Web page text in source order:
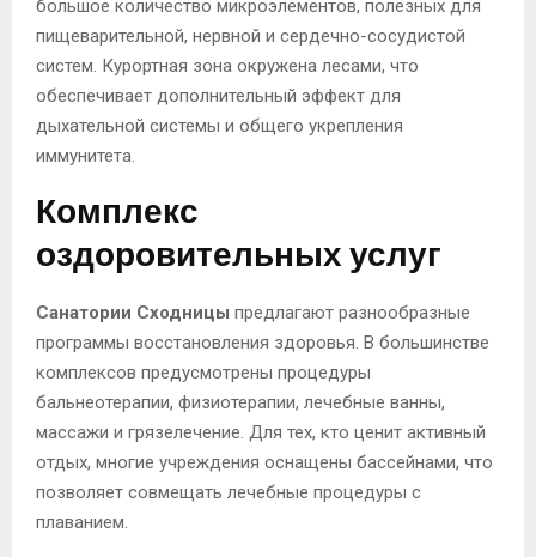
большое количество микроэлементов, полезных для
пищеварительной, нервной и сердечно-сосудистой
систем. Курортная зона окружена лесами, что
обеспечивает дополнительный эффект для
дыхательной системы и общего укрепления
иммунитета.
Комплекс
оздоровительных услуг
Санатории Сходницы предлагают разнообразные
программы восстановления здоровья. В большинстве
комплексов предусмотрены процедуры
бальнеотерапии, физиотерапии, лечебные ванны,
массажи и грязелечение. Для тех, кто ценит активный
отдых, многие учреждения оснащены бассейнами, что
позволяет совмещать лечебные процедуры с
плаванием.